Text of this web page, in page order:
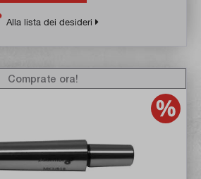
Alla lista dei desideri
Comprate ora!